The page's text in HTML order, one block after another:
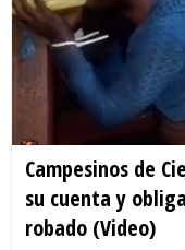
Campesinos de
su cuenta y
robado (Video)